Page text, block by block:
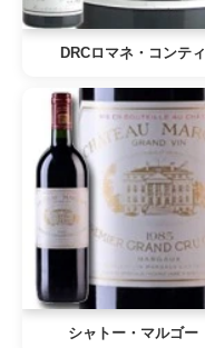
DRCロマネ・コンティ
シャトー・マルゴー